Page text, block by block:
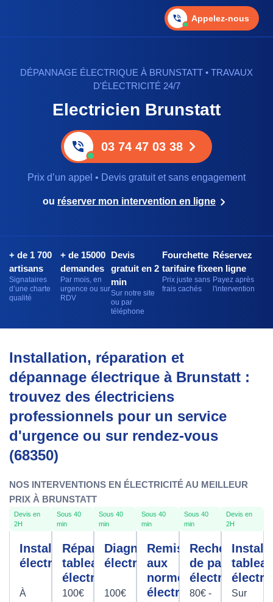
Appelez-nous
DÉPANNAGE ÉLECTRIQUE À BRUNSTATT • TRAVAUX
D'ÉLECTRICITÉ 24/7
Electricien Brunstatt
03 74 47 03 38
Prix d’un appel • Devis gratuit et sans engagement
ou réserver mon intervention en ligne
+ de 1 700
artisans
Signataires
d’une charte
qualité
+ de 15000
demandes
Par mois, en
urgence ou sur
RDV
Devis
gratuit en 2
min
Sur notre site
ou par
téléphone
Fourchette
tarifaire fixe
Prix juste sans
frais cachés
Réservez
en ligne
Payez après
l'intervention
Installation, réparation et
dépannage électrique à Brunstatt :
trouvez des électriciens
professionnels pour un service
d'urgence ou sur rendez-vous
(68350)
NOS INTERVENTIONS EN ÉLECTRICITÉ AU MEILLEUR
PRIX À BRUNSTATT
Devis en
2H
Installation
électrique
À
Sous 40
min
Réparation
tableau
électrique
100€
Sous 40
min
Diagnostic
électrique
100€
Sous 40
min
Remise
aux
normes
électrique
Sous 40
min
Recherche
de panne
électrique
80€ -
Devis en
2H
Sur